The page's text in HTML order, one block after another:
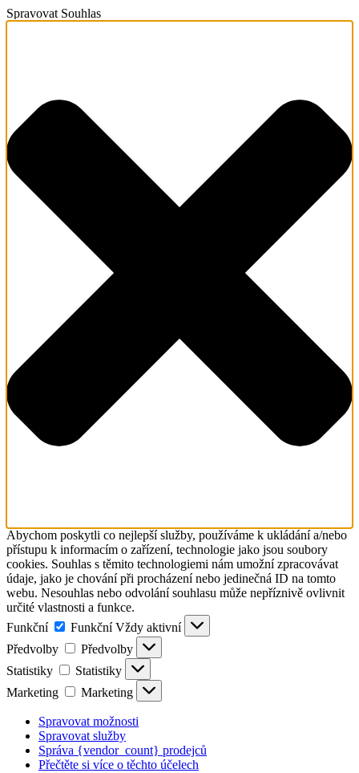
Spravovat Souhlas
Abychom poskytli co nejlepší služby, používáme k ukládání a/nebo
přístupu k informacím o zařízení, technologie jako jsou soubory
cookies. Souhlas s těmito technologiemi nám umožní zpracovávat
údaje, jako je chování při procházení nebo jedinečná ID na tomto
webu. Nesouhlas nebo odvolání souhlasu může nepříznivě ovlivnit
určité vlastnosti a funkce.
Funkční
Funkční Vždy aktivní
Předvolby
Předvolby
Statistiky
Statistiky
Marketing
Marketing
Spravovat možnosti
Spravovat služby
Správa {vendor_count} prodejců
Přečtěte si více o těchto účelech